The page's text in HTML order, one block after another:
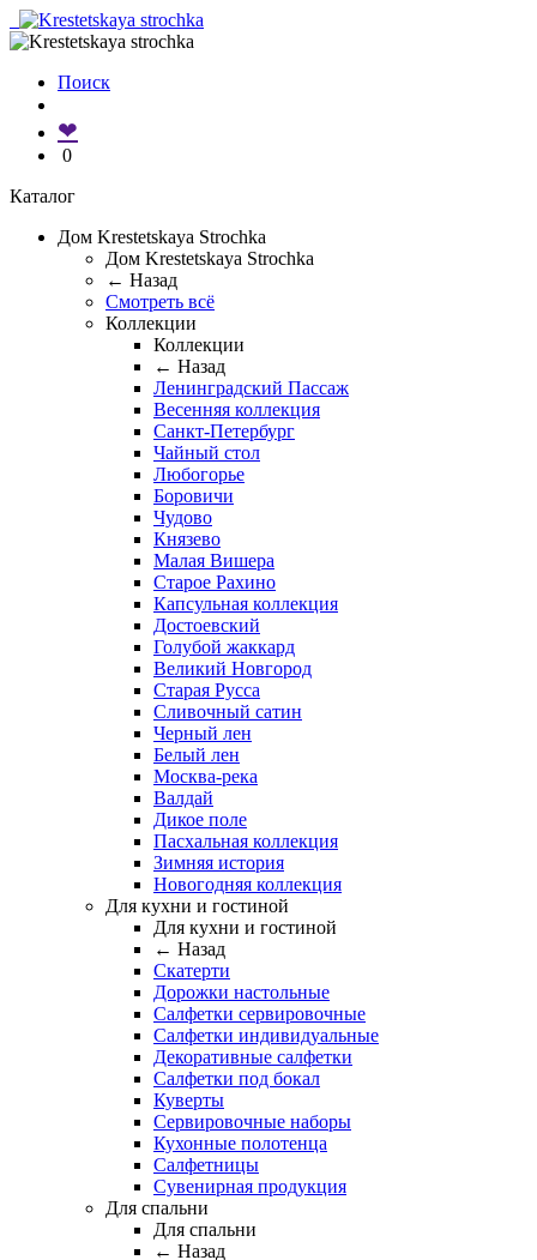
Поиск
❤
0
Каталог
Дом Krestetskaya Strochka
Дом Krestetskaya Strochka
← Назад
Смотреть всё
Коллекции
Коллекции
← Назад
Ленинградский Пассаж
Весенняя коллекция
Санкт-Петербург
Чайный стол
Любогорье
Боровичи
Чудово
Князево
Малая Вишера
Старое Рахино
Капсульная коллекция
Достоевский
Голубой жаккард
Великий Новгород
Старая Русса
Сливочный сатин
Черный лен
Белый лен
Москва-река
Валдай
Дикое поле
Пасхальная коллекция
Зимняя история
Новогодняя коллекция
Для кухни и гостиной
Для кухни и гостиной
← Назад
Скатерти
Дорожки настольные
Салфетки сервировочные
Салфетки индивидуальные
Декоративные салфетки
Салфетки под бокал
Куверты
Сервировочные наборы
Кухонные полотенца
Салфетницы
Сувенирная продукция
Для спальни
Для спальни
← Назад